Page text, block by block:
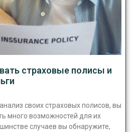
страховые полисы и
своих страховых полисов, вы
много возможностей для их
случаев вы обнаружите,